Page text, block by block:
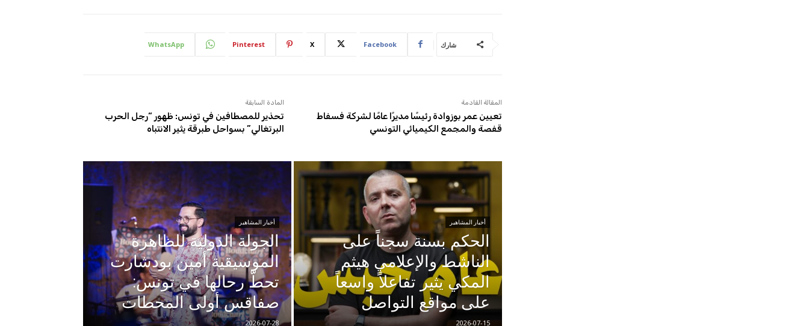
شارك Facebook
X
Pinterest
WhatsApp
المادة السابقة
تحذير للمصطافين في تونس: ظهور “رجل الحرب
البرتغالي” بسواحل طبرقة يثير الانتباه
المقالة القادمة
تعيين عمر بوزوادة رئيسًا مديرًا عامًا لشركة فسفاط
قفصة والمجمع الكيميائي التونسي
أخبار المشاهير
الجولة الدولية للظاهرة
الموسيقية أمين بودشارت
تحطّ رحالها في تونس:
صفاقس أولى المحطات
2026-07-28
أخبار المشاهير
الحكم بسنة سجناً على
الناشط والإعلامي هيثم
المكي يثير تفاعلاً واسعاً
على مواقع التواصل
2026-07-15